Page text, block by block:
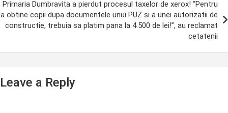
Primaria Dumbravita a pierdut procesul taxelor de xerox! “Pentru
a obtine copii dupa documentele unui PUZ si a unei autorizatii de
constructie, trebuia sa platim pana la 4.500 de lei!”, au reclamat
cetatenii
Leave a Reply